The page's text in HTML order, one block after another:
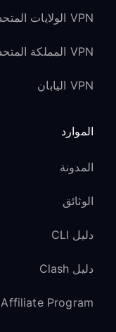
VPN الولايات المتحدة
VPN المملكة المتحدة
VPN اليابان
الموارد
المدونة
الوثائق
دليل CLI
دليل Clash
Affiliate Program